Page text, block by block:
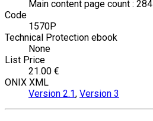
Main content page count : 284
Code
1570P
Technical Protection ebook
None
List Price
21.00 €
ONIX XML
Version 2.1, Version 3